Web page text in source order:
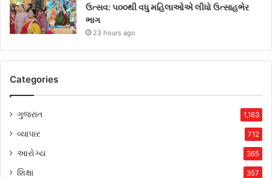
ઉત્સવ: ૫૦૦થી વધુ મહિલાઓએ લીધો ઉત્સાહભેર
ભાગ
23 hours ago
Categories
ગુજરાત 1,163
વ્યાપાર 712
આરોગ્ય 365
શિક્ષા 357